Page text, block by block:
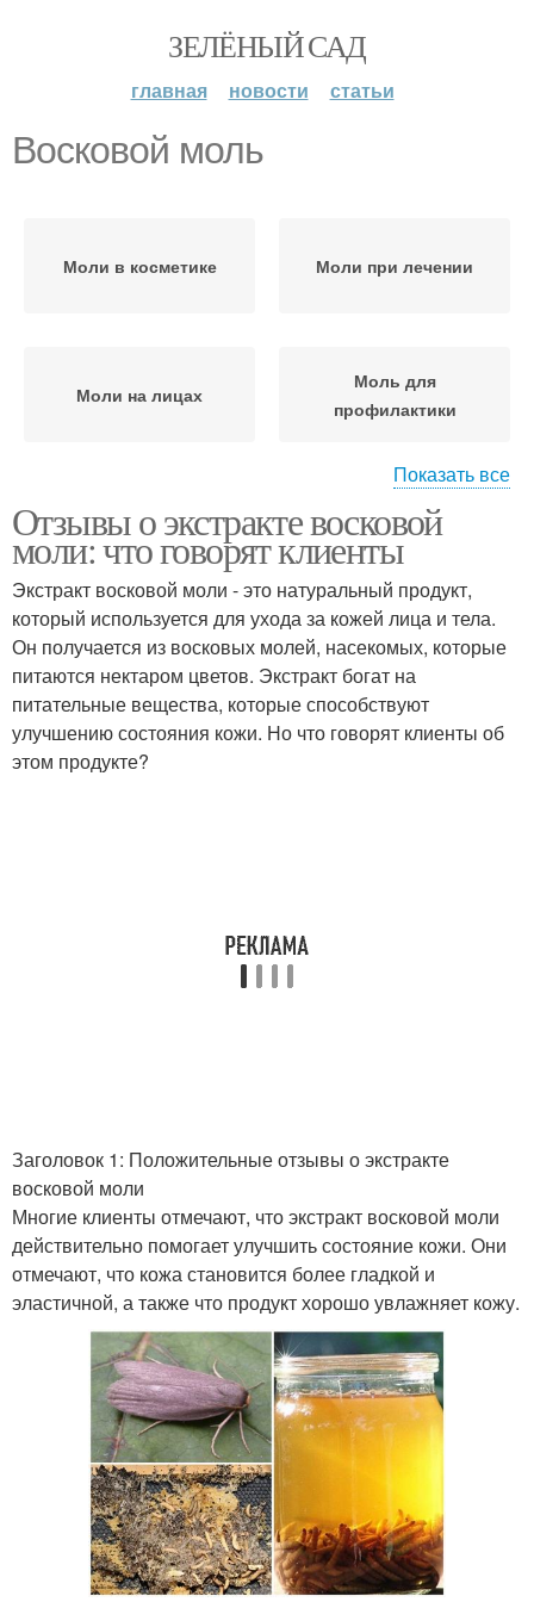
ЗЕЛЁНЫЙ САД
главная новости статьи
Восковой моль
Моли в косметике Моли при лечении
Моли на лицах
Моль для
профилактики
Моли для лечения Моли в сочетании
Моль в пчеловодстве
Лечения от восковой
моли
Моль на разных
Моли в медицине Моли в косметологии
Моли в сельском
хозяйстве
Моли в домашнем
хозяйстве
Восковые моли Моли на растениях
Моль для достижения Моли для достижения
Показать все
Отзывы о экстракте восковой
моли: что говорят клиенты
Экстракт восковой моли - это натуральный продукт,
который используется для ухода за кожей лица и тела.
Он получается из восковых молей, насекомых, которые
питаются нектаром цветов. Экстракт богат на
питательные вещества, которые способствуют
улучшению состояния кожи. Но что говорят клиенты об
этом продукте?
Заголовок 1: Положительные отзывы о экстракте
восковой моли
Многие клиенты отмечают, что экстракт восковой моли
действительно помогает улучшить состояние кожи. Они
отмечают, что кожа становится более гладкой и
эластичной, а также что продукт хорошо увлажняет кожу.